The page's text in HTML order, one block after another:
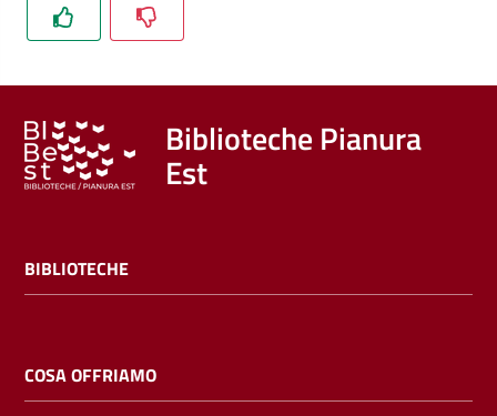
libri
film
Calendario
Bambini
Biblioteche Pianura
Est
BIBLIOTECHE
COSA OFFRIAMO